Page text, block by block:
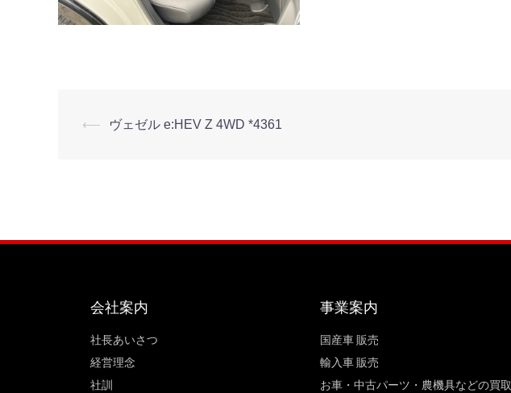
⟵ ヴェゼル e:HEV Z 4WD *4361
会社案内
社長あいさつ
経営理念
社訓
事業案内
国産車 販売
輸入車 販売
お車・中古パーツ・農機具などの買取